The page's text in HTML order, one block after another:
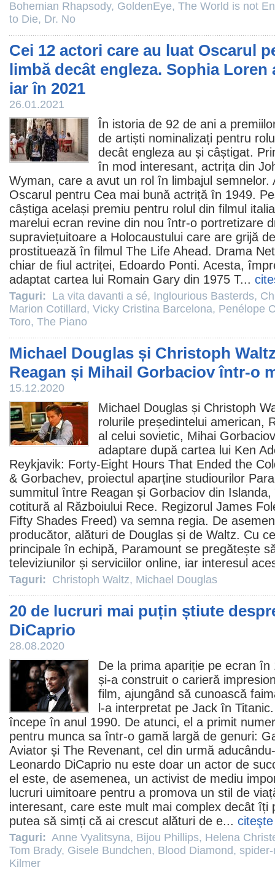
Bohemian Rhapsody, GoldenEye, The World is not
to Die, Dr. No
Cei 12 actori care au luat Oscarul
limbă decât engleza. Sophia Loren
iar în 2021
26.01.2021
În istoria de 92 de ani a
de artiști nominalizați pentru
decât engleza au și câștigat.
în mod interesant, actrița din
Wyman, care a avut un rol în limbajul semnelor.
Oscarul pentru Cea mai bună actriță în 1949.
câștiga același premiu pentru rolul din filmul
marelui ecran revine din nou într-o portretizare
supraviețuitoare a Holocaustului care are grijă
prostituează în filmul The Life Ahead. Drama
chiar de fiul actriței, Edoardo Ponti. Acesta,
adaptat cartea lui Romain Gary din 1975 T...
Taguri: La vita davanti a sé, Inglourious Basterds,
Marion Cotillard, Vicky Cristina Barcelona, Penélope
Toro, The Piano
Michael Douglas și Christoph
Reagan și Mihail Gorbaciov într-o
15.12.2020
Michael Douglas și Christoph
rolurile președintelui american,
al celui sovietic, Mihai
adaptare după cartea lui Ken
Reykjavik: Forty-Eight Hours That Ended the
& Gorbachev, proiectul aparține studiourilor
summitul între Reagan și Gorbaciov din
cotitură al Războiului Rece. Regizorul James
Fifty Shades Freed) va semna regia. De
producător, alături de Douglas și de Waltz. Cu
principale în echipă, Paramount se pregătește
televiziunilor și serviciilor online, iar interesul
Taguri: Christoph Waltz, Michael Douglas
20 de lucruri mai puțin știute
DiCaprio
28.08.2020
De la prima apariție pe ecran
și-a construit o carieră
film, ajungând să cunoască
l-a interpretat pe Jack în Titanic
începe în anul 1990. De atunci, el a primit
pentru munca sa într-o gamă largă de genuri:
Aviator și The Revenant, cel din urmă
Leonardo DiCaprio nu este doar un actor de
el este, de asemenea, un activist de mediu
lucruri uimitoare pentru a promova un stil de
interesant, care este mult mai complex decât îți
putea să simți că ai crescut alături de e... citeşte
Taguri: Anne Vyalitsyna, Bijou Phillips, Helena
Tom Brady, Gisele Bundchen, Blood Diamond,
Kilmer